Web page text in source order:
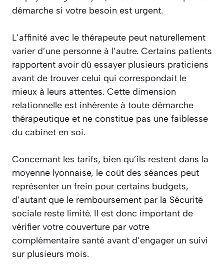
démarche si votre besoin est urgent.
L’affinité avec le thérapeute peut naturellement
varier d’une personne à l’autre. Certains patients
rapportent avoir dû essayer plusieurs praticiens
avant de trouver celui qui correspondait le
mieux à leurs attentes. Cette dimension
relationnelle est inhérente à toute démarche
thérapeutique et ne constitue pas une faiblesse
du cabinet en soi.
Concernant les tarifs, bien qu’ils restent dans la
moyenne lyonnaise, le coût des séances peut
représenter un frein pour certains budgets,
d’autant que le remboursement par la Sécurité
sociale reste limité. Il est donc important de
vérifier votre couverture par votre
complémentaire santé avant d’engager un suivi
sur plusieurs mois.